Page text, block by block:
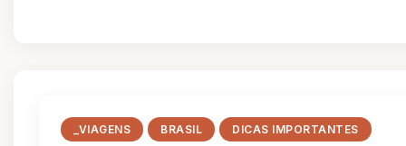
_VIAGENS BRASIL DICAS IMPORTANTES